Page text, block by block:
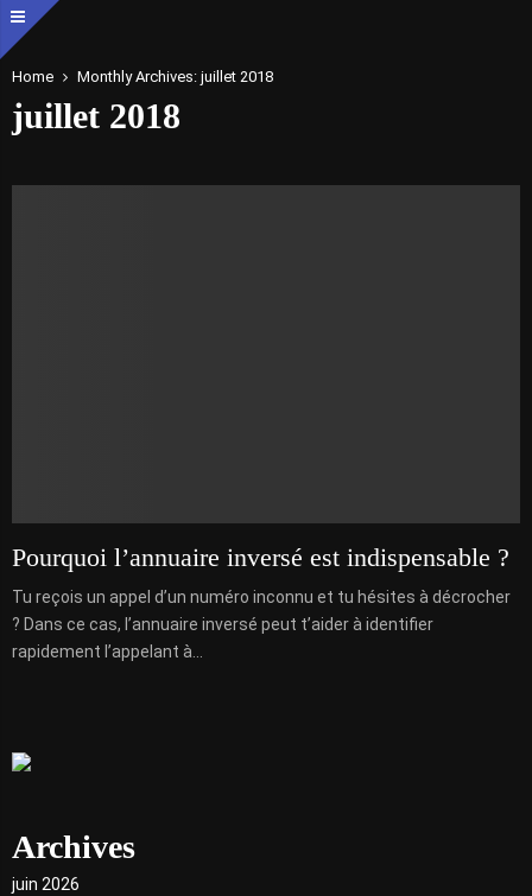
Home Monthly Archives: juillet 2018
juillet 2018
Pourquoi l’annuaire inversé est indispensable ?
Tu reçois un appel d’un numéro inconnu et tu hésites à décrocher
? Dans ce cas, l’annuaire inversé peut t’aider à identifier
rapidement l’appelant à...
Archives
juin 2026